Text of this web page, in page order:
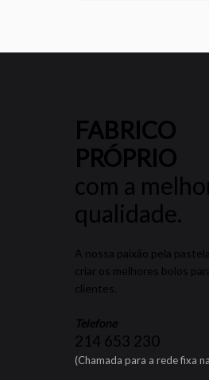
FABRICO
PRÓPRIO
com a
qualidade.
A nossa paixão pela
criar os melhores bolos
clientes.
Telefone
214 653 230
(Chamada para a rede fixa